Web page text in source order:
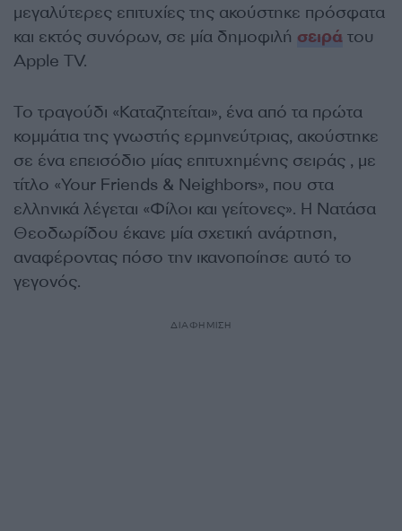
μεγαλύτερες επιτυχίες της ακούστηκε πρόσφατα
και εκτός συνόρων, σε μία δημοφιλή σειρά του
Apple TV.
Το τραγούδι «Καταζητείται», ένα από τα πρώτα
κομμάτια της γνωστής ερμηνεύτριας, ακούστηκε
σε ένα επεισόδιο μίας επιτυχημένης σειράς , με
τίτλο «Your Friends & Neighbors», που στα
ελληνικά λέγεται «Φίλοι και γείτονες». Η Νατάσα
Θεοδωρίδου έκανε μία σχετική ανάρτηση,
αναφέροντας πόσο την ικανοποίησε αυτό το
γεγονός.
ΔΙΑΦΗΜΙΣΗ